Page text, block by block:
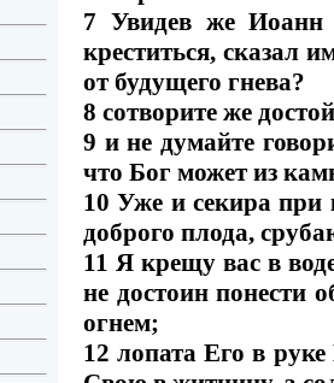
7 Увидев же Иоанн
креститься, сказал
от будущего гнева?
8 сотворите же
9 и не думайте
что Бог может из
10 Уже и секира при
доброго плода,
11 Я крещу вас в
не достоин понести
огнем;
12 лопата Его в